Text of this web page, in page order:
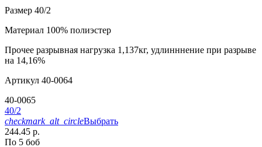
Размер 40/2
Материал 100% полиэстер
Прочее разрывная нагрузка 1,137кг, удлинннение при разрыве
на 14,16%
Артикул 40-0064
40-0065
40/2
checkmark_alt_circleВыбрать
244.45 р.
По 5 боб